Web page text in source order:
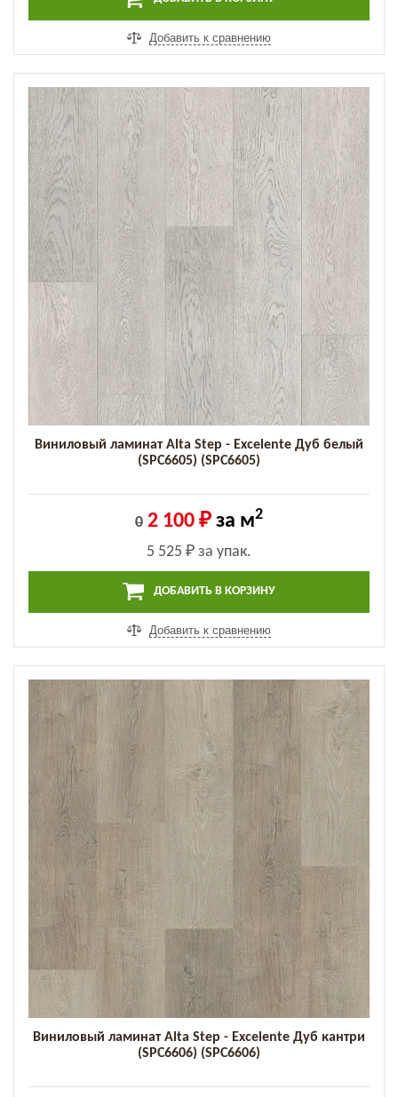
Добавить к сравнению
Виниловый ламинат Alta Step - Excelente Дуб белый
(SPC6605) (SPC6605)
0 2 100 ₽ за м2
5 525 ₽ за упак.
ДОБАВИТЬ В КОРЗИНУ
Добавить к сравнению
Виниловый ламинат Alta Step - Excelente Дуб кантри
(SPC6606) (SPC6606)